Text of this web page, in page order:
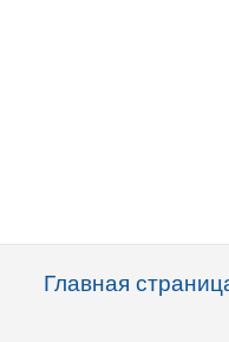
Главная